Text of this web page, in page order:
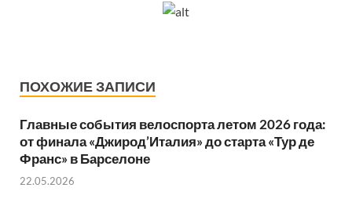
ПОХОЖИЕ ЗАПИСИ
Главные события велоспорта летом 2026 года:
от финала «Джирод’Италия» до старта «Тур де
Франс» в Барселоне
22.05.2026